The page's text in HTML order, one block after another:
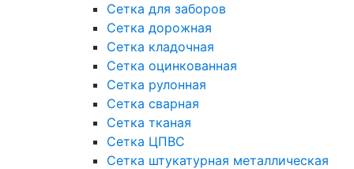
Сетка для заборов
Сетка дорожная
Сетка кладочная
Сетка оцинкованная
Сетка рулонная
Сетка сварная
Сетка тканая
Сетка ЦПВС
Сетка штукатурная металлическая